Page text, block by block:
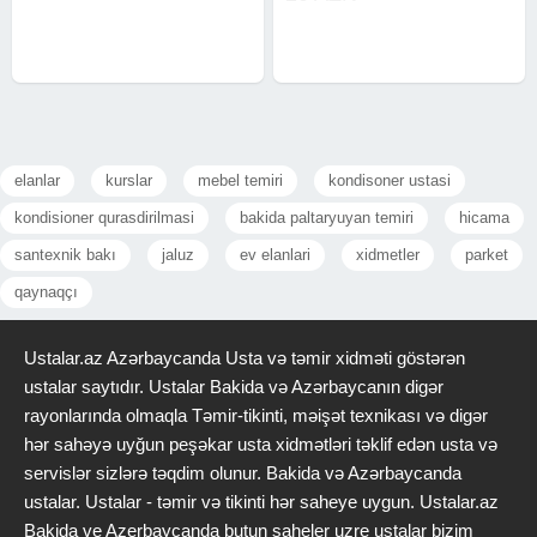
elanlar kurslar mebel temiri kondisoner ustasi
kondisioner qurasdirilmasi bakida paltaryuyan temiri hicama
santexnik bakı jaluz ev elanlari xidmetler parket
qaynaqçı
Ustalar.az Azərbaycanda Usta və təmir xidməti göstərən
ustalar saytıdır. Ustalar Bakida və Azərbaycanın digər
rayonlarında olmaqla Təmir-tikinti, məişət texnikası və digər
hər sahəyə uyğun peşəkar usta xidmətləri təklif edən usta və
servislər sizlərə təqdim olunur. Bakida və Azərbaycanda
ustalar. Ustalar - təmir və tikinti hər saheye uygun. Ustalar.az
Bakida ve Azerbaycanda butun saheler uzre ustalar bizim